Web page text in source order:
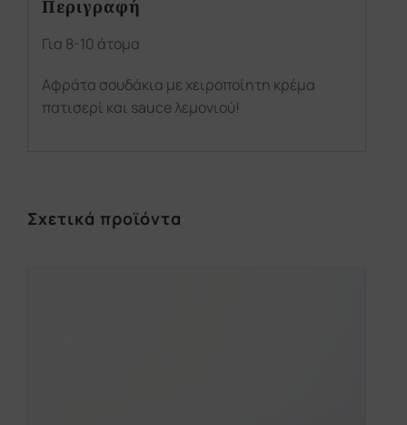
Περιγραφή
Για 8-10 άτομα
Αφράτα σουδάκια με χειροποίητη κρέμα
πατισερί και sauce λεμονιού!
Σχετικά προϊόντα